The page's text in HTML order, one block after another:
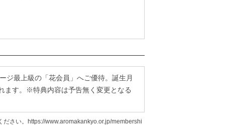
ジ最上級の「花会員」へご優待。誕生月
ます。※特典内容は予告無く変更となる
さい。https://www.aromakankyo.or.jp/membershi